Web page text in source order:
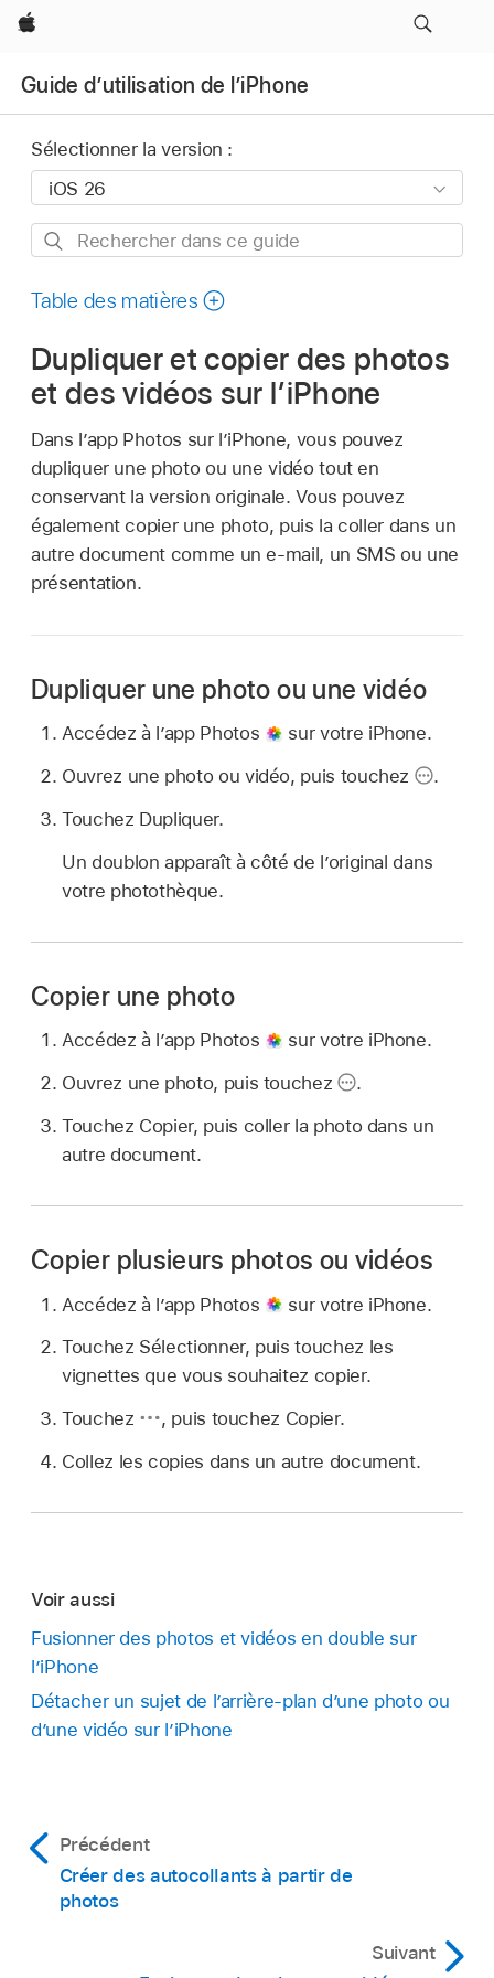
Apple
Guide d’utilisation de l’iPhone
Sélectionner la version :
Rechercher
ce
Table des matières
Dupliquer et copier des photos
et des vidéos sur l’iPhone
Dans l’app Photos sur l’iPhone, vous pouvez
dupliquer une photo ou une vidéo tout en
conservant la version originale. Vous pouvez
également copier une photo, puis la coller dans un
autre document comme un e-mail, un SMS ou une
présentation.
Dupliquer une photo ou une vidéo
Accédez à l’app Photos
sur votre iPhone.
Ouvrez une photo ou vidéo, puis touchez
.
Touchez Dupliquer.
Un doublon apparaît à côté de l’original dans
votre photothèque.
Copier une photo
Accédez à l’app Photos
sur votre iPhone.
Ouvrez une photo, puis touchez
.
Touchez Copier, puis coller la photo dans un
autre document.
Copier plusieurs photos ou vidéos
Accédez à l’app Photos
sur votre iPhone.
Touchez Sélectionner, puis touchez les
vignettes que vous souhaitez copier.
Touchez
, puis touchez Copier.
Collez les copies dans un autre document.
Voir aussi
Fusionner des photos et vidéos en double sur
l’iPhone
Détacher un sujet de l’arrière-plan d’une photo ou
d’une vidéo sur l’iPhone
Précédent
Créer des autocollants à partir de
photos
Suivant